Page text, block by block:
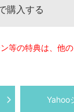
購入する
等の特典は、他
Yahoo